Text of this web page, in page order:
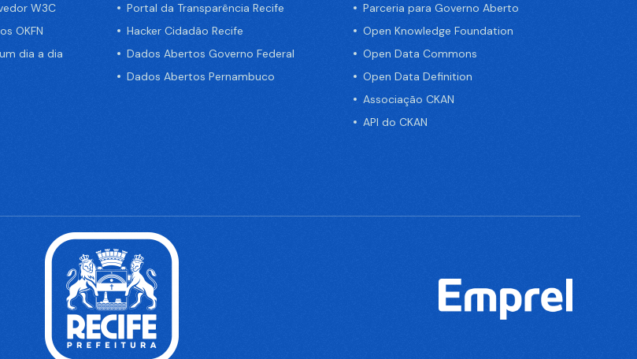
W3C
OKFN
dia a dia
Portal da Transparência Recife
Hacker Cidadão Recife
Dados Abertos Governo Federal
Dados Abertos Pernambuco
Parceria para Governo Aberto
Open Knowledge Foundation
Open Data Commons
Open Data Definition
Associação CKAN
API do CKAN